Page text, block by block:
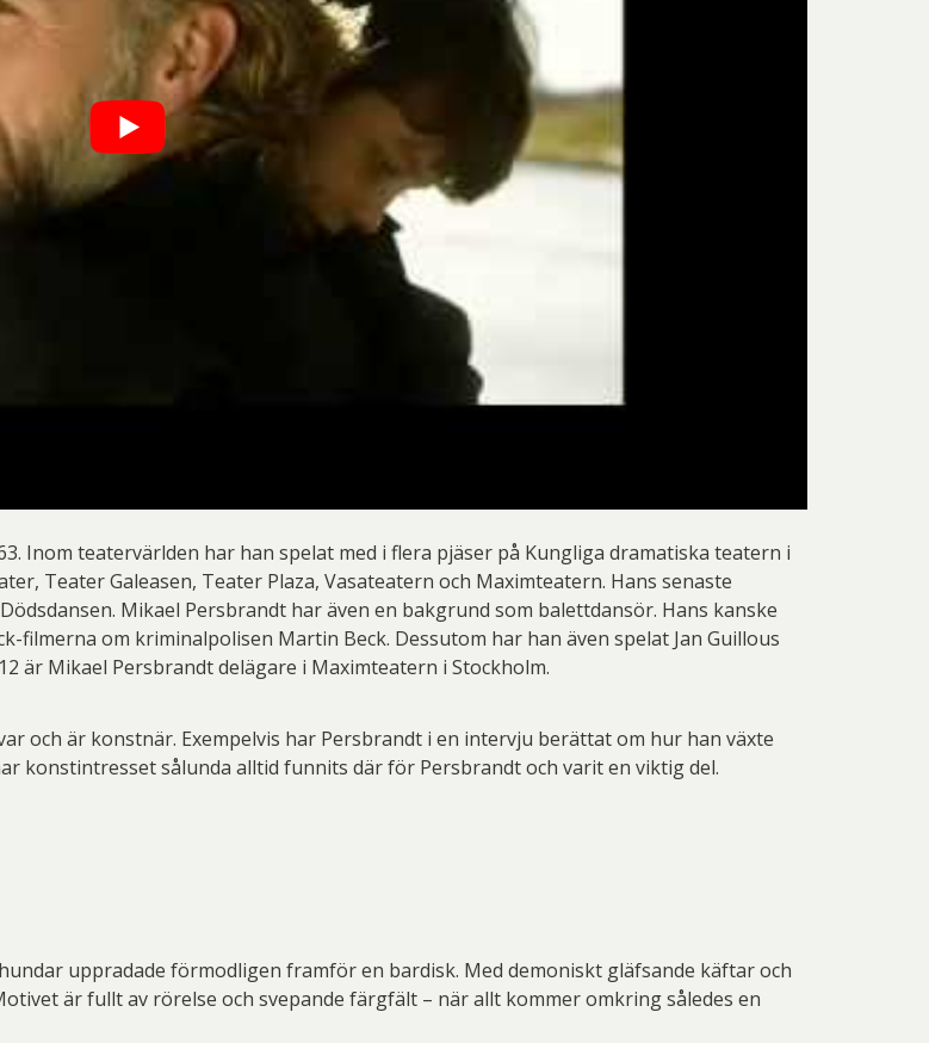
Inom teatervärlden har han spelat med i flera pjäser på Kungliga dramatiska teatern i
Teater Galeasen, Teater Plaza, Vasateatern och Maximteatern. Hans senaste
Mikael Persbrandt har även en bakgrund som balettdansör. Hans kanske
filmerna om kriminalpolisen Martin Beck. Dessutom har han även spelat Jan Guillous
är Mikael Persbrandt delägare i Maximteatern i Stockholm.
och är konstnär. Exempelvis har Persbrandt i en intervju berättat om hur han växte
konstintresset sålunda alltid funnits där för Persbrandt och varit en viktig del.
uppradade förmodligen framför en bardisk. Med demoniskt gläfsande käftar och
är fullt av rörelse och svepande färgfält – när allt kommer omkring således en